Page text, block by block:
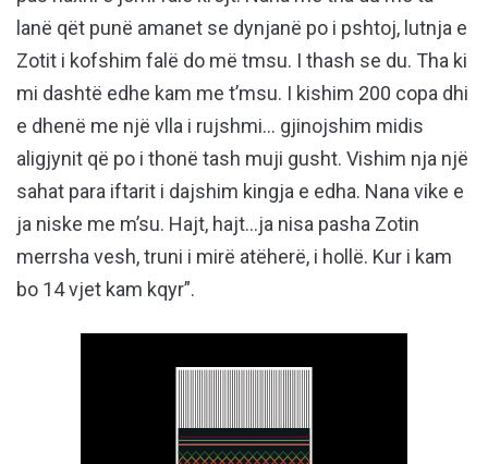
lanë qët punë amanet se dynjanë po i pshtoj, lutnja e
Zotit i kofshim falë do më tmsu. I thash se du. Tha ki
mi dashtë edhe kam me t’msu. I kishim 200 copa dhi
e dhenë me një vlla i rujshmi… gjinojshim midis
aligjynit që po i thonë tash muji gusht. Vishim nja një
sahat para iftarit i dajshim kingja e edha. Nana vike e
ja niske me m’su. Hajt, hajt…ja nisa pasha Zotin
merrsha vesh, truni i mirë atëherë, i hollë. Kur i kam
bo 14 vjet kam kqyr”.